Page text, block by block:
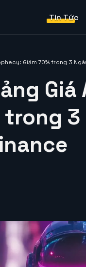
Tin Tức
Giảm 70% trong 3
Giá
trong